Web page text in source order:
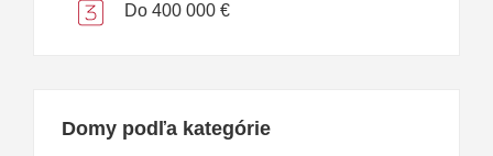
Do 400 000 €
Domy podľa kategórie